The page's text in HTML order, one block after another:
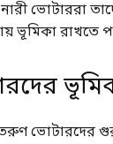
ভোটাররা
ভূমিকা রাখতে
তরুণ ভোটারদের